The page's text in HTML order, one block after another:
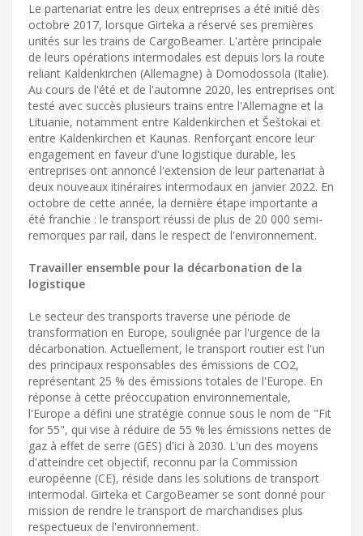
Le partenariat entre les deux entreprises a été initié dès
octobre 2017, lorsque Girteka a réservé ses premières
unités sur les trains de CargoBeamer. L'artère principale
de leurs opérations intermodales est depuis lors la route
reliant Kaldenkirchen (Allemagne) à Domodossola (Italie).
Au cours de l'été et de l'automne 2020, les entreprises ont
testé avec succès plusieurs trains entre l'Allemagne et la
Lituanie, notamment entre Kaldenkirchen et Šeštokai et
entre Kaldenkirchen et Kaunas. Renforçant encore leur
engagement en faveur d'une logistique durable, les
entreprises ont annoncé l'extension de leur partenariat à
deux nouveaux itinéraires intermodaux en janvier 2022. En
octobre de cette année, la dernière étape importante a
été franchie : le transport réussi de plus de 20 000 semi-
remorques par rail, dans le respect de l'environnement.
Travailler ensemble pour la décarbonation de la
logistique
Le secteur des transports traverse une période de
transformation en Europe, soulignée par l'urgence de la
décarbonation. Actuellement, le transport routier est l'un
des principaux responsables des émissions de CO2,
représentant 25 % des émissions totales de l'Europe. En
réponse à cette préoccupation environnementale,
l'Europe a défini une stratégie connue sous le nom de "Fit
for 55", qui vise à réduire de 55 % les émissions nettes de
gaz à effet de serre (GES) d'ici à 2030. L'un des moyens
d'atteindre cet objectif, reconnu par la Commission
européenne (CE), réside dans les solutions de transport
intermodal. Girteka et CargoBeamer se sont donné pour
mission de rendre le transport de marchandises plus
respectueux de l'environnement.